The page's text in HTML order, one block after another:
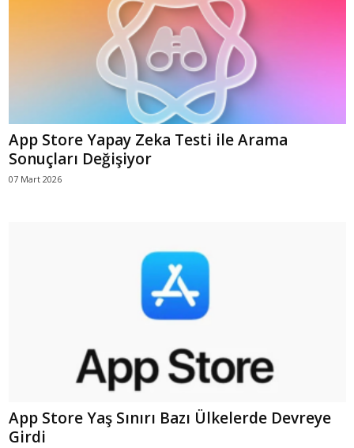
App Store Yapay Zeka Testi ile Arama
Sonuçları Değişiyor
07 Mart 2026
App Store Yaş Sınırı Bazı Ülkelerde Devreye
Girdi